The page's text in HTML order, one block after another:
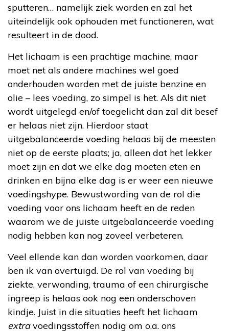
sputteren… namelijk ziek worden en zal het
uiteindelijk ook ophouden met functioneren, wat
resulteert in de dood.
Het lichaam is een prachtige machine, maar
moet net als andere machines wel goed
onderhouden worden met de juiste benzine en
olie – lees voeding, zo simpel is het. Als dit niet
wordt uitgelegd en/of toegelicht dan zal dit besef
er helaas niet zijn. Hierdoor staat
uitgebalanceerde voeding helaas bij de meesten
niet op de eerste plaats; ja, alleen dat het lekker
moet zijn en dat we elke dag moeten eten en
drinken en bijna elke dag is er weer een nieuwe
voedingshype. Bewustwording van de rol die
voeding voor ons lichaam heeft en de reden
waarom we de juiste uitgebalanceerde voeding
nodig hebben kan nog zoveel verbeteren.
Veel ellende kan dan worden voorkomen, daar
ben ik van overtuigd. De rol van voeding bij
ziekte, verwonding, trauma of een chirurgische
ingreep is helaas ook nog een onderschoven
kindje. Juist in die situaties heeft het lichaam
extravoedingsstoffen nodig om o.a. ons